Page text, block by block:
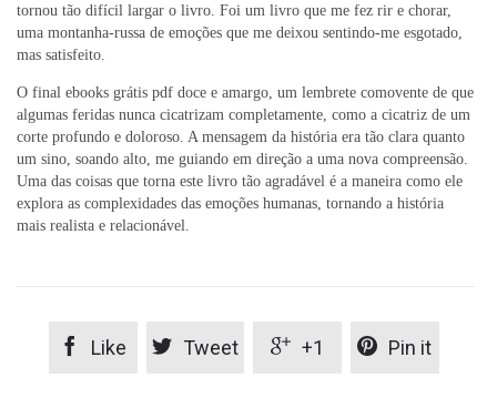
tornou tão difícil largar o livro. Foi um livro que me fez rir e chorar,
uma montanha-russa de emoções que me deixou sentindo-me esgotado,
mas satisfeito.
O final ebooks grátis pdf doce e amargo, um lembrete comovente de que
algumas feridas nunca cicatrizam completamente, como a cicatriz de um
corte profundo e doloroso. A mensagem da história era tão clara quanto
um sino, soando alto, me guiando em direção a uma nova compreensão.
Uma das coisas que torna este livro tão agradável é a maneira como ele
explora as complexidades das emoções humanas, tornando a história
mais realista e relacionável.
 Like  Tweet  +1  Pin it